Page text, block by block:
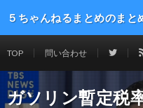
５ちゃんねるまとめのまと
TOP 問い合わせ
ガソリン暫定税